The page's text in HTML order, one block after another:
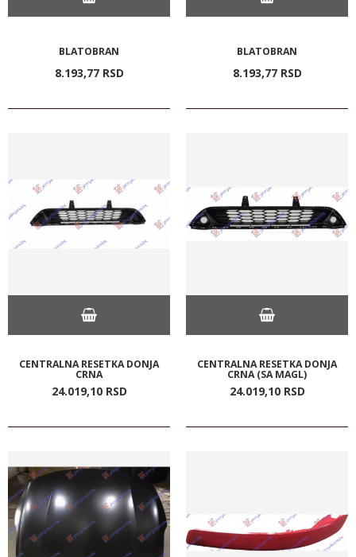
BLATOBRAN
8.193,77 RSD
BLATOBRAN
8.193,77 RSD
CENTRALNA RESETKA DONJA
CRNA
24.019,10 RSD
CENTRALNA RESETKA DONJA
CRNA (SA MAGL)
24.019,10 RSD